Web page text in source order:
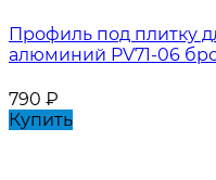
Профиль под плитку
алюминий PV71-06
790 ₽
Купить